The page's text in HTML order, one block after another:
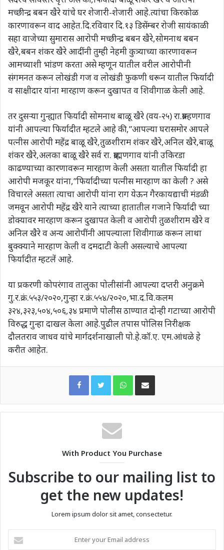
मच्छीन्द्र बबन खैरे यांचे घर शेजारी-शेजारी आहे.त्यांचा किरकोळ
कारणावरून वाद आहेत.दि.रविवार दि.१३ डिसेंम्बर रोजी सायंकाळी
सहा वाजेच्या सुमारास आरोपी मच्छीन्द्र बबन खैरे,सोमनाथ बबन
खैरे,बबन शंकर खैरे आदींनी तुम्ही नेहमी कुत्र्याच्या कारणावरून
आमच्याशी भांडण करता असे म्हणून यातील वरील आरोपीनी
संगमनत करून लोखंडी गज व लोखंडी फुकणी धरून यातील फिर्यादी
व साक्षीदार यांना मारहाण करून दुखापत व शिवीगाळ केली आहे.
तर दुसऱ्या गुन्ह्यात फिर्यादी सोमनाथ बाळू खैरे (वय-२५) रा.ब्राम्हणगाव
यांनी आपल्या फिर्यादीत म्हटले आहे की,”आपल्या घरासमोर आपले
पत्नीस आरोपी महेंद्र बाळू खैरे,तुळशीराम शंकर खैरे,अनिल खैरे,बाळू
शंकर खैरे,अलका बाळू खैरे सर्व रा. ब्राह्मणगाव यांनी उकिरडा
काढण्याच्या कारणावरून मारहाण केली असता यातील फिर्यादी हा
आरोपी मजकूर यांना,”फिर्यादीच्या पत्नीस मारहाण का केली ? असे
विचारले असता त्याचा आरोपी यांना राग येऊन गैरकायद्याची मंडळी
जमवून आरोपी महेंद्र खैरे याने त्याच्या हातातील गजाने फिर्यादी च्या
डोक्यावर मारहाण करून दुखापत केली व आरोपी तुळशीराम खैरे व
अनिल खैरे व अन्य आरोपींनी आपल्याला शिवीगाळ करून लाथा
बुक्क्याने मारहाण केली व दमदाटी केली असल्याचे आपल्या
फिर्यादीत म्हटलें आहे.
या प्रकरणी कोपरंगाव तालुका पोलीसांनी आपल्या दप्तरी अनुक्रमे
गु.र.क्रं.५५३/२०२०,गुन्हा र.क्रं.५५४/२०२०,भा.द.वि.कलम
३२४,३२३,५०४,५०६,३४ प्रमाणे पोलीस ठाण्यात दोन्ही गटाच्या आरोपी
विरुद्ध गुन्हा दाखल केला आहे.पुढील तपास पोलिस निरीक्षक
दौलतराव जाधव यांचे मार्गदर्शनाखाली पो.हे.कॉ.ए. एम.आंधळे हे
करीत आहेत.
WhatsAppShare via Email
With Product You Purchase
Subscribe to our mailing list to
get the new updates!
Lorem ipsum dolor sit amet, consectetur.
your